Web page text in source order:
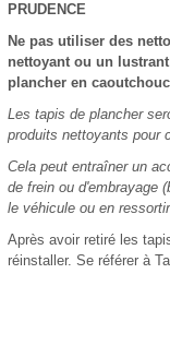
PRUDENCE
Ne pas utiliser des
nettoyant ou un
plancher en
Les tapis de plancher
produits nettoyants pour
Cela peut entraîner un
de frein ou d'embrayage
le véhicule ou en
Après avoir retiré les
réinstaller. Se référer à